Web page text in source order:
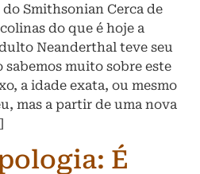
Smithsonian Cerca de
do que é hoje a
Neanderthal teve seu
muito sobre este
a idade exata, ou mesmo
mas a partir de uma nova
É